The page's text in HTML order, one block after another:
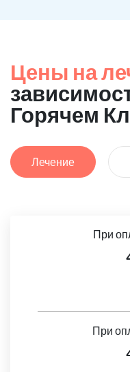
Цены на
Горячем
Лечение
При
При